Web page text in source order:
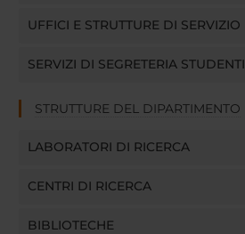
UFFICI E STRUTTURE DI SERVIZIO
SERVIZI DI SEGRETERIA STUDENTI
STRUTTURE DEL DIPARTIMENTO
LABORATORI DI RICERCA
CENTRI DI RICERCA
BIBLIOTECHE